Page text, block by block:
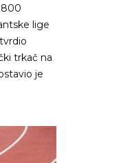
800
lige
trkač na
je